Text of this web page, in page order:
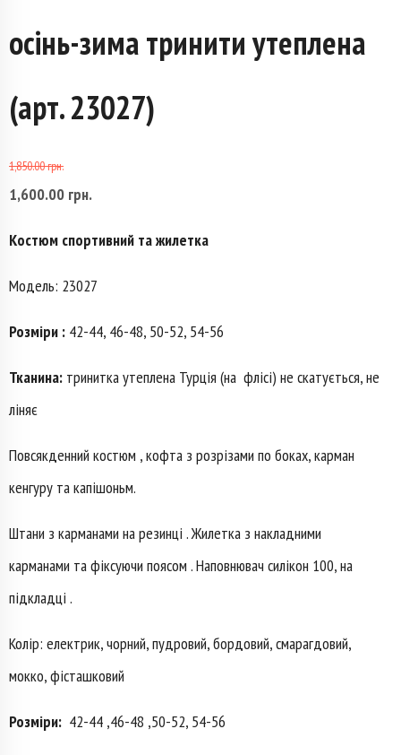
осінь-зима тринити утеплена
(арт. 23027)
1,850.00грн.
Первоначальная
цена
1,600.00 грн.Текущая
Костюм спортивний та жилетка
Модель: 23027
Розміри : 42-44, 46-48, 50-52, 54-56
Тканина: тринитка утеплена Турція (на флісі) не скатується, не
ліняє
Повсякденний костюм , кофта з розрізами по боках, карман
кенгуру та капішоньм.
Штани з карманами на резинці . Жилетка з накладними
карманами та фіксуючи поясом . Наповнювач силікон 100, на
підкладці .
Колір: електрик, чорний, пудровий, бордовий, смарагдовий,
мокко, фісташковий
Розміри: 42-44 ,46-48 ,50-52, 54-56